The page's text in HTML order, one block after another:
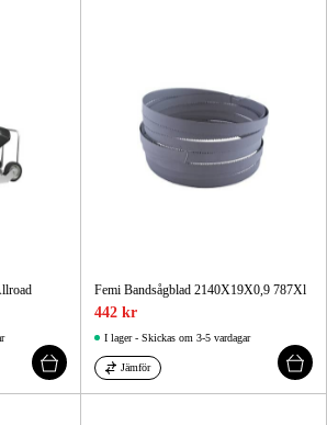
Femi Bandsågblad 2140X19X0,9 787Xl
442 kr
I lager - Skickas om 3-5 vardagar
Jämför